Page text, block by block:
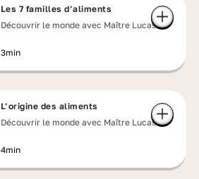
Les 7 familles d’aliments
Découvrir le monde avec Maître Lucas
3min
L’origine des aliments
Découvrir le monde avec Maître Lucas
4min